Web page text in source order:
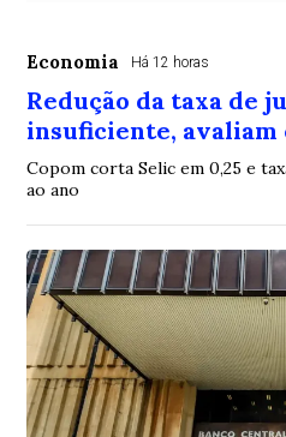
Economia Há 12 horas
Redução da taxa de
insuficiente, avaliam
Copom corta Selic em 0,25 e
ao ano